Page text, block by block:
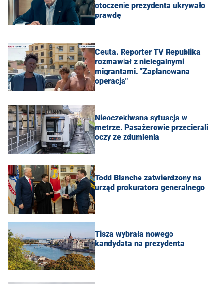
otoczenie prezydenta ukrywało
prawdę
Ceuta. Reporter TV Republika
rozmawiał z nielegalnymi
migrantami. "Zaplanowana
operacja"
Nieoczekiwana sytuacja w
metrze. Pasażerowie przecierali
oczy ze zdumienia
Todd Blanche zatwierdzony na
urząd prokuratora generalnego
Tisza wybrała nowego
kandydata na prezydenta